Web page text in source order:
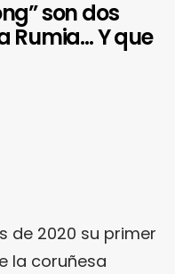
son dos
Rumia… Y que
de 2020 su primer
la coruñesa